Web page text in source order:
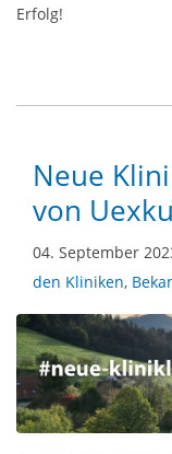
Erfolg!
Neue
von
04. September
den Kliniken,